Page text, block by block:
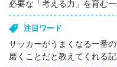
必要な「考える力」を育む
注目ワード
サッカーがうまくなる一番
磨くことだと教えてくれる